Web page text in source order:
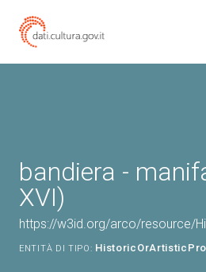
bandiera -
XVI)
https://w3id.org/arco/resource/
ENTITÀ DI TIPO: